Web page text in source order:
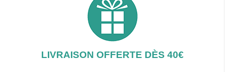
LIVRAISON OFFERTE DÈS 40€